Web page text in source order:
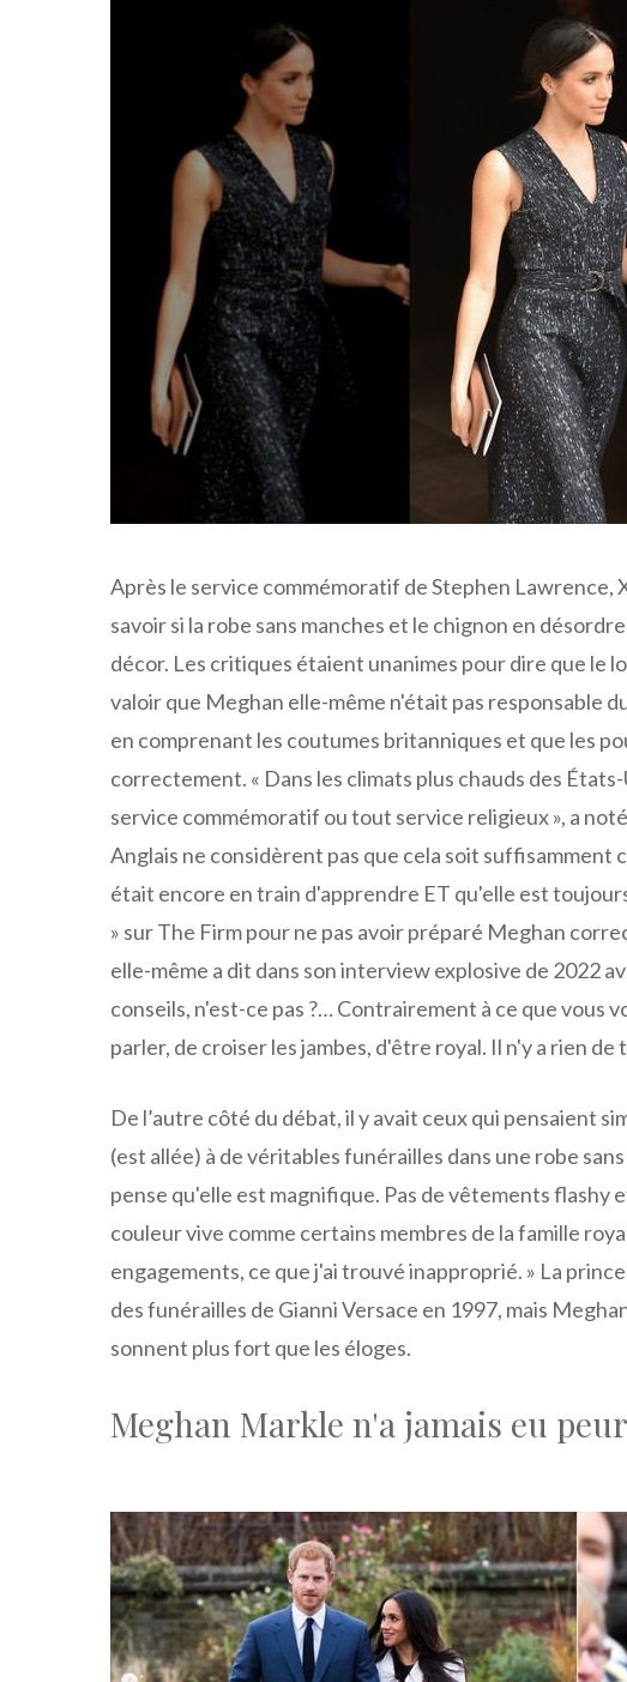
Après le service commémoratif de Stephen
savoir si la robe sans manches et le chignon en
décor. Les critiques étaient unanimes pour dire que le
valoir que Meghan elle-même n'était pas responsable
en comprenant les coutumes britanniques et que les
correctement. « Dans les climats plus chauds des
service commémoratif ou tout service religieux », a
Anglais ne considèrent pas que cela soit suffisamment
était encore en train d'apprendre ET qu'elle est
» sur The Firm pour ne pas avoir préparé Meghan
elle-même a dit dans son interview explosive de 2022
conseils, n'est-ce pas ?… Contrairement à ce que vous
parler, de croiser les jambes, d'être royal. Il n'y a rien de
De l’autre côté du débat, il y avait ceux qui pensaient
(est allée) à de véritables funérailles dans une robe
pense qu'elle est magnifique. Pas de vêtements flashy
couleur vive comme certains membres de la famille
engagements, ce que j'ai trouvé inapproprié. » La
des funérailles de Gianni Versace en 1997, mais
sonnent plus fort que les éloges.
Meghan Markle n'a jamais eu